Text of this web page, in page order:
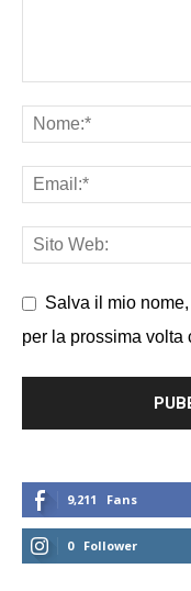
Salva il mio
per la prossima volta
9,211 Fans
0 Follower